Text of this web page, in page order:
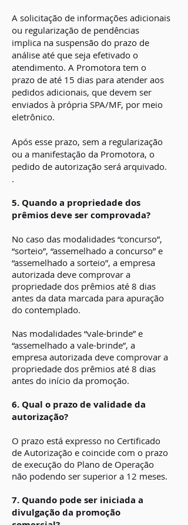
A solicitação de informações adicionais
ou regularização de pendências
implica na suspensão do prazo de
análise até que seja efetivado o
atendimento. A Promotora tem o
prazo de até 15 dias para atender aos
pedidos adicionais, que devem ser
enviados à própria SPA/MF, por meio
eletrônico.
Após esse prazo, sem a regularização
ou a manifestação da Promotora, o
pedido de autorização será arquivado.
.
5. Quando a propriedade dos
prêmios deve ser comprovada?
No caso das modalidades “concurso”,
“sorteio”, “assemelhado a concurso” e
“assemelhado a sorteio”, a empresa
autorizada deve comprovar a
propriedade dos prêmios até 8 dias
antes da data marcada para apuração
do contemplado.
Nas modalidades “vale-brinde” e
“assemelhado a vale-brinde”, a
empresa autorizada deve comprovar a
propriedade dos prêmios até 8 dias
antes do início da promoção.
6. Qual o prazo de validade da
autorização?
O prazo está expresso no Certificado
de Autorização e coincide com o prazo
de execução do Plano de Operação
não podendo ser superior a 12 meses.
7. Quando pode ser iniciada a
divulgação da promoção